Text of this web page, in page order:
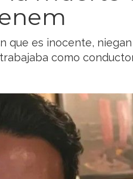
que es inocente,
como